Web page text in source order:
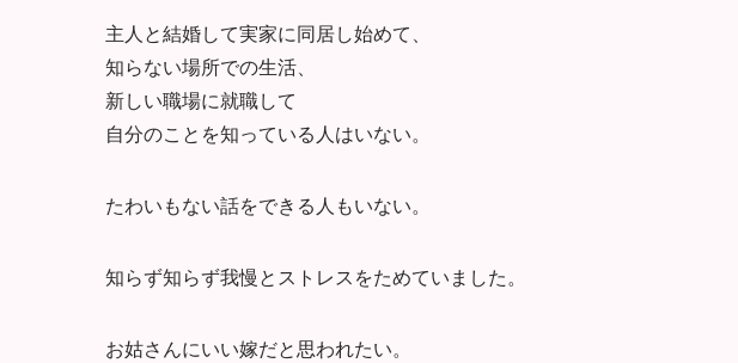
主人と結婚して実家に同居し始めて、
知らない場所での生活、
新しい職場に就職して
自分のことを知っている人はいない。
たわいもない話をできる人もいない。
知らず知らず我慢とストレスをためていました。
お姑さんにいい嫁だと思われたい。